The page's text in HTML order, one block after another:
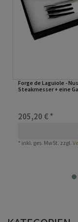
Forge de Laguiole -
Steakmesser + eine
205,20 € *
* inkl. ges. MwSt. zzgl.